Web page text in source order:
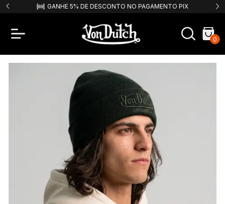
GANHE 5% DE DESCONTO NO PAGAMENTO PIX
0